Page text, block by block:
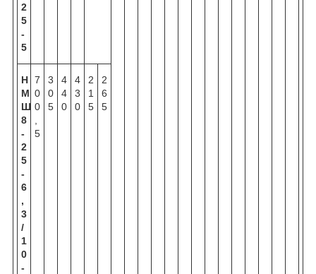
2
5
-
5
Н
М
Ш
8
-
2
5
-
6
,
3
/
1
0
-
7
0
0
5
3
0
5
4
4
0
4
3
0
2
1
5
2
6
5